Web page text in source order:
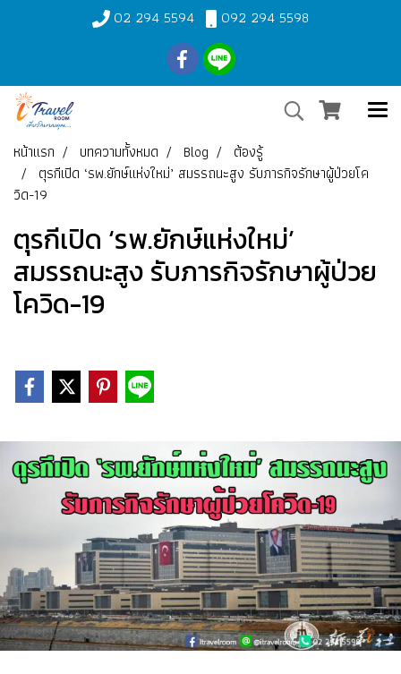
02 294 5594 092 294 5598
หน้าแรก บทความทั้งหมด Blog
ต้องรู้
ตุรกีเปิด ‘รพ.ยักษ์แห่งใหม่’ สมรรถนะสูง รับภารกิจรักษาผู้ป่วยโค
วิด-19
ตุรกีเปิด ‘รพ.ยักษ์แห่งใหม่’
สมรรถนะสูง รับภารกิจรักษาผู้ป่วย
โควิด-19